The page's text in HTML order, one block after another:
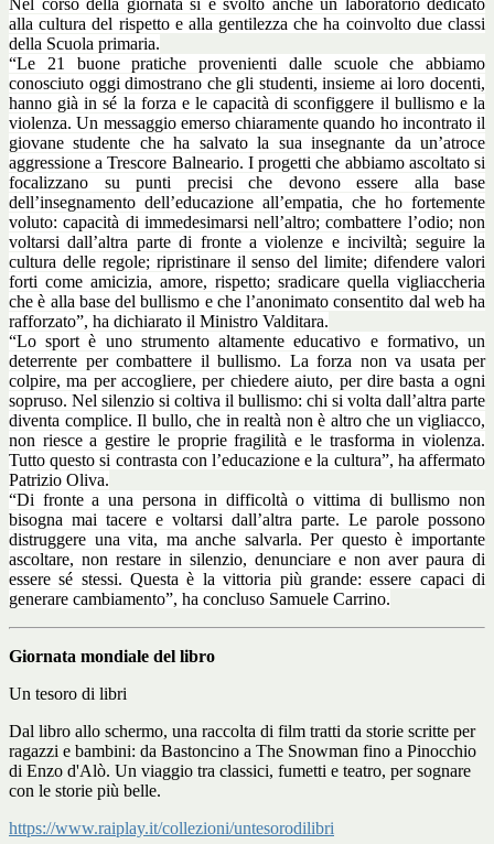
Nel corso della giornata si è svolto anche un laboratorio dedicato
alla cultura del rispetto e alla gentilezza che ha coinvolto due classi
della Scuola primaria.
“Le 21 buone pratiche provenienti dalle scuole che abbiamo
conosciuto oggi dimostrano che gli studenti, insieme ai loro docenti,
hanno già in sé la forza e le capacità di sconfiggere il bullismo e la
violenza. Un messaggio emerso chiaramente quando ho incontrato il
giovane studente che ha salvato la sua insegnante da un’atroce
aggressione a Trescore Balneario. I progetti che abbiamo ascoltato si
focalizzano su punti precisi che devono essere alla base
dell’insegnamento dell’educazione all’empatia, che ho fortemente
voluto: capacità di immedesimarsi nell’altro; combattere l’odio; non
voltarsi dall’altra parte di fronte a violenze e inciviltà; seguire la
cultura delle regole; ripristinare il senso del limite; difendere valori
forti come amicizia, amore, rispetto; sradicare quella vigliaccheria
che è alla base del bullismo e che l’anonimato consentito dal web ha
rafforzato”, ha dichiarato il Ministro Valditara.
“Lo sport è uno strumento altamente educativo e formativo, un
deterrente per combattere il bullismo. La forza non va usata per
colpire, ma per accogliere, per chiedere aiuto, per dire basta a ogni
sopruso. Nel silenzio si coltiva il bullismo: chi si volta dall’altra parte
diventa complice. Il bullo, che in realtà non è altro che un vigliacco,
non riesce a gestire le proprie fragilità e le trasforma in violenza.
Tutto questo si contrasta con l’educazione e la cultura”, ha affermato
Patrizio Oliva.
“Di fronte a una persona in difficoltà o vittima di bullismo non
bisogna mai tacere e voltarsi dall’altra parte. Le parole possono
distruggere una vita, ma anche salvarla. Per questo è importante
ascoltare, non restare in silenzio, denunciare e non aver paura di
essere sé stessi. Questa è la vittoria più grande: essere capaci di
generare cambiamento”, ha concluso Samuele Carrino.
Giornata mondiale del libro
Un tesoro di libri
Dal libro allo schermo, una raccolta di film tratti da storie scritte per
ragazzi e bambini: da Bastoncino a The Snowman fino a Pinocchio
di Enzo d'Alò. Un viaggio tra classici, fumetti e teatro, per sognare
con le storie più belle.
https://www.raiplay.it/collezioni/untesorodilibri